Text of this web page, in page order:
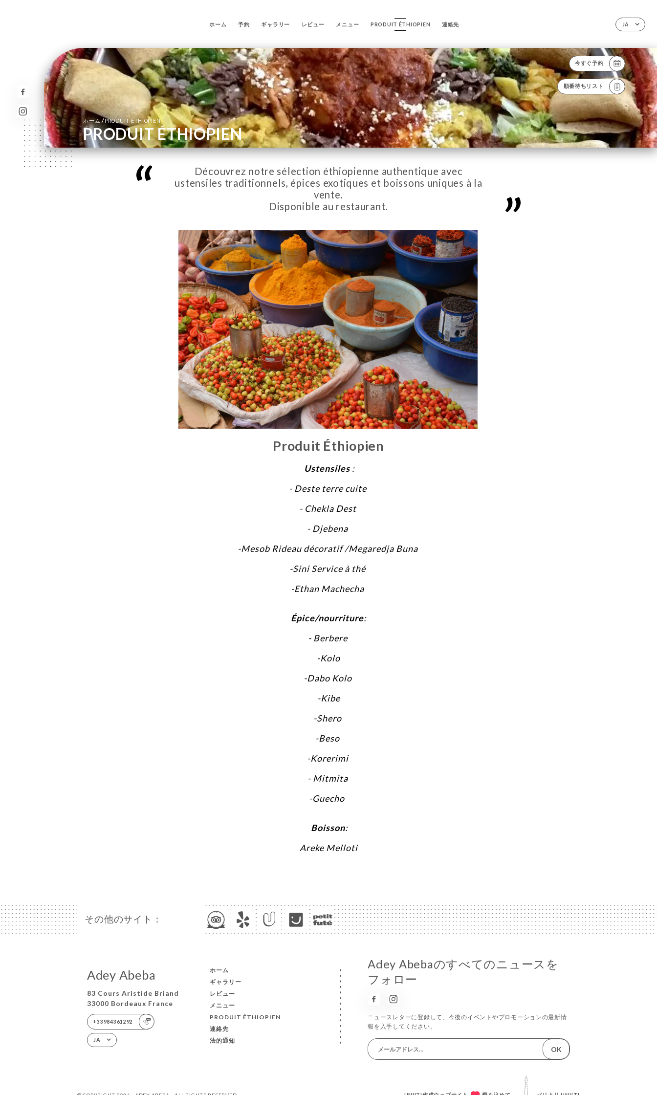
JA
ホーム 予約 ギャラリー レビュー メニュー PRODUIT ÉTHIOPIEN 連絡先
今すぐ予約
順番待ちリスト
ホーム/ PRODUIT ÉTHIOPIEN
PRODUIT ÉTHIOPIEN
Découvrez notre sélection éthiopienne authentique avec
ustensiles traditionnels, épices exotiques et boissons uniques à la
vente.
Disponible au restaurant.
Produit Éthiopien
Ustensiles :
- Deste terre cuite
- Chekla Dest
- Djebena
-Mesob Rideau décoratif /Megaredja Buna
-Sini Service à thé
-Ethan Machecha
Épice/nourriture:
- Berbere
-Kolo
-Dabo Kolo
-Kibe
-Shero
-Beso
-Korerimi
- Mitmita
-Guecho
Boisson:
Areke Melloti
その他のサイト：
Adey Abeba
83 Cours Aristide Briand
33000 Bordeaux France
+33984361292
JA
ホーム
ギャラリー
レビュー
メニュー
PRODUIT ÉTHIOPIEN
連絡先
法的通知
Adey Abebaのすべてのニュースを
フォロー
ニュースレターに登録して、今後のイベントやプロモーションの最新情
報を入手してください。
OK